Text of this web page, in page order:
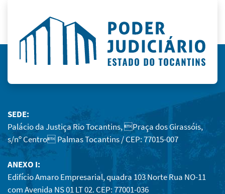
SEDE:
Palácio da Justiça Rio Tocantins, Praça dos Girassóis,
s/nº Centro Palmas Tocantins / CEP: 77015-007
ANEXO I:
Edifício Amaro Empresarial, quadra 103 Norte Rua NO-11
com Avenida NS 01 LT 02. CEP: 77001-036